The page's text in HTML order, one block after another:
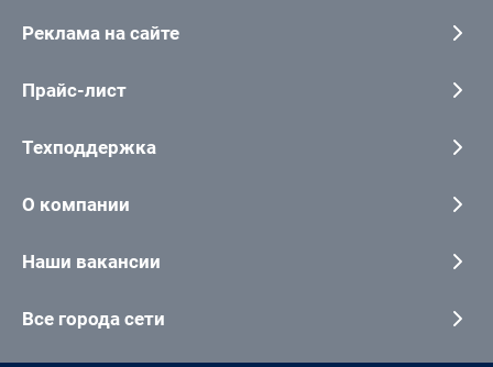
Реклама на сайте
Прайс-лист
Техподдержка
О компании
Наши вакансии
Все города сети